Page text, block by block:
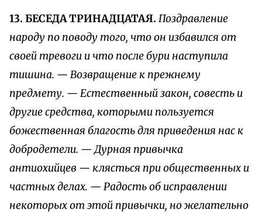
13. БЕСЕДА ТРИНАДЦАТАЯ. Поздравление
народу по поводу того, что он избавился от
своей тревоги и что после бури наступила
тишина. — Возвращение к прежнему
предмету. — Естественный закон, совесть и
другие средства, которыми пользуется
божественная благость для приведения нас к
добродетели. — Дурная привычка
антиохийцев — клясться при общественных и
частных делах. — Радость об исправлении
некоторых от этой привычки, но желательно